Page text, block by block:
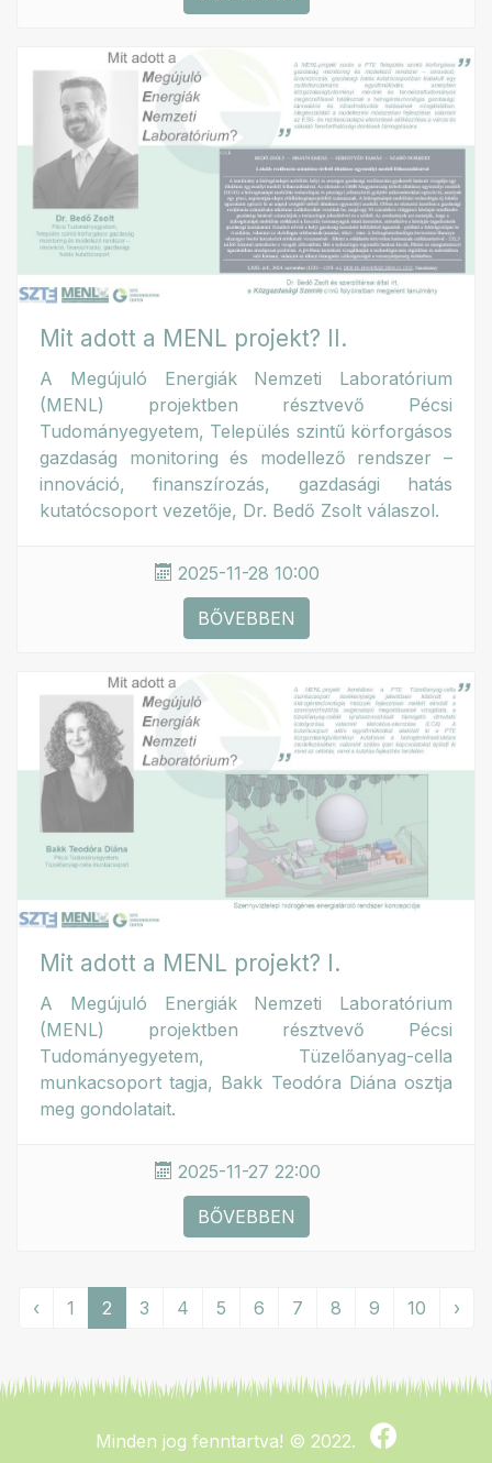
Mit adott a MENL projekt? II.
A Megújuló Energiák Nemzeti Laboratórium
(MENL) projektben résztvevő Pécsi
Tudományegyetem, Település szintű körforgásos
gazdaság monitoring és modellező rendszer –
innováció, finanszírozás, gazdasági hatás
kutatócsoport vezetője, Dr. Bedő Zsolt válaszol.
2025-11-28 10:00
BŐVEBBEN
Mit adott a MENL projekt? I.
A Megújuló Energiák Nemzeti Laboratórium
(MENL) projektben résztvevő Pécsi
Tudományegyetem, Tüzelőanyag-cella
munkacsoport tagja, Bakk Teodóra Diána osztja
meg gondolatait.
2025-11-27 22:00
BŐVEBBEN
‹ 1 2 3 4 5 6 7 8 9 10 ›
Minden jog fenntartva! © 2022.